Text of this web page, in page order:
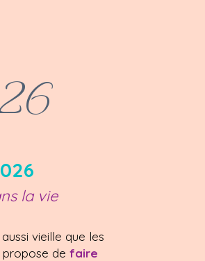
la vie
vieille que les
propose de faire